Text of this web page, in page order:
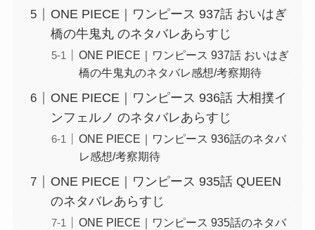
ONE PIECE｜ワンピース 937話 おいはぎ
橋の牛鬼丸 のネタバレあらすじ
ONE PIECE｜ワンピース 937話 おいはぎ
橋の牛鬼丸のネタバレ感想/考察期待
ONE PIECE｜ワンピース 936話 大相撲イ
ンフェルノ のネタバレあらすじ
ONE PIECE｜ワンピース 936話のネタバ
レ感想/考察期待
ONE PIECE｜ワンピース 935話 QUEEN
のネタバレあらすじ
ONE PIECE｜ワンピース 935話のネタバ